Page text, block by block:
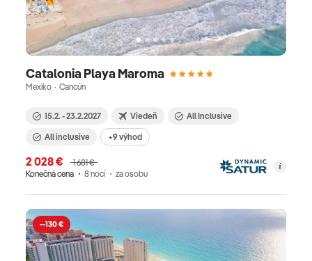
Catalonia Playa Maroma
Mexiko · Cancún
15.2. - 23.2.2027 Viedeň
All Inclusive
All inclusive
+9 výhod
2 028 €
1 681 €
Konečná cena
8 nocí za osobu
--130 €